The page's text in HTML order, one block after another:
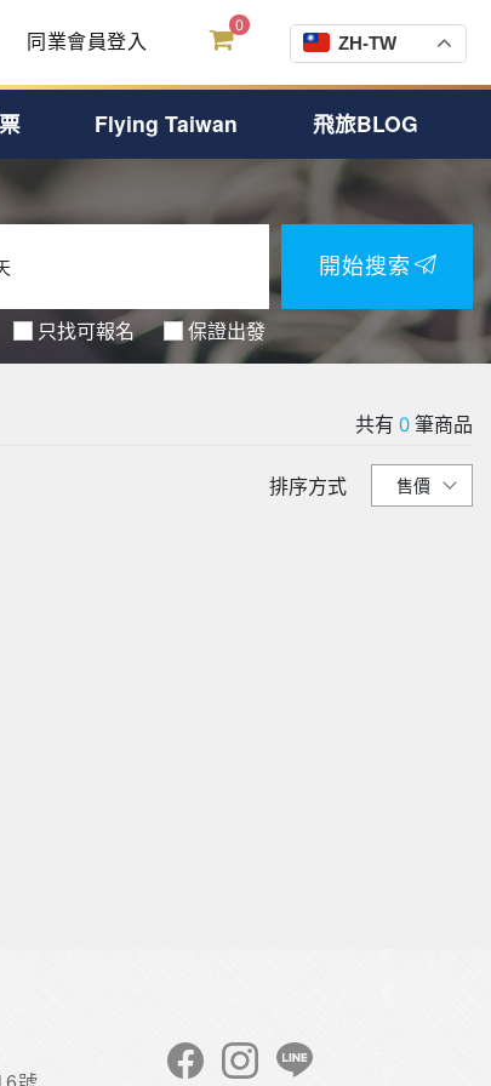
同業會員登入
Flying Taiwan 飛旅BLOG
0
ZH-TW
只找可報名 保證出發
開始搜索
共有 0筆商品
排序方式